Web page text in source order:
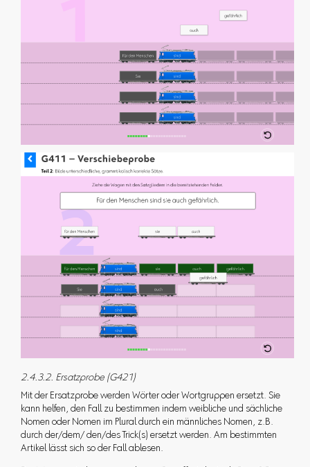
2.4.3.2. Ersatzprobe (G421)
Mit der Ersatzprobe werden Wörter oder Wortgruppen ersetzt. Sie
kann helfen, den Fall zu bestimmen indem weibliche und sächliche
Nomen oder Nomen im Plural durch ein männliches Nomen, z.B.
durch der/dem/ den/des Trick(s) ersetzt werden. Am bestimmten
Artikel lässt sich so der Fall ablesen.